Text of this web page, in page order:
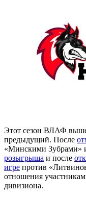
Этот сезон ВЛАФ
предыдущий. После
«Минскими Зубрами»
розыгрыша и после
игре против
отношения
дивизиона.